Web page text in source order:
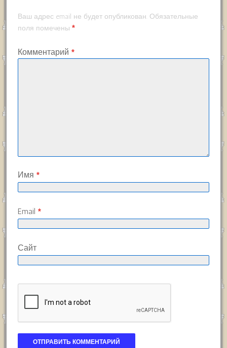
Ваш адрес email не будет опубликован. Обязательные
поля помечены *
Комментарий *
Имя *
Email *
Сайт